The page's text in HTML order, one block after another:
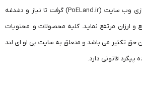
وب سایت (PoELand.ir) گرفت تا نیاز و دغدغه
و ارزان مرتفع نماید. کلیه محصولات و محتویات
حق تکثیر می باشد و متعلق به سایت پی او ای لند
پیگرد قانونی دارد.